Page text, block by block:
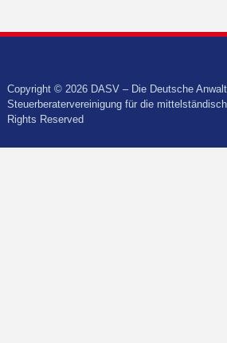
Copyright © 2026 DASV – Die Deutsche
Steuerberatervereinigung für die
Rights Reserved